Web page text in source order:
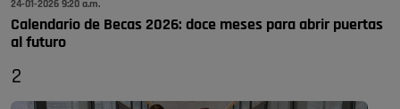
24-01-2026 9:20 a.m.
Calendario de Becas 2026: doce meses para abrir puertas
al futuro
2